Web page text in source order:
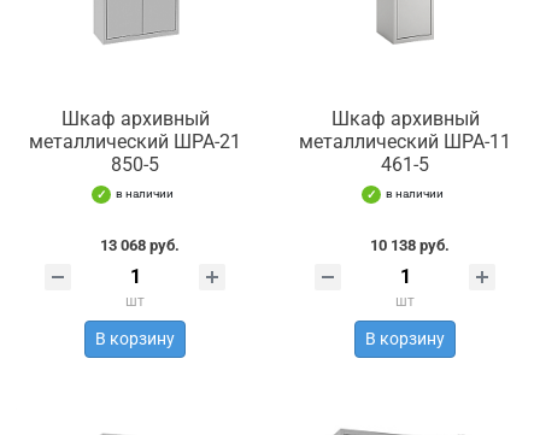
Шкаф архивный
металлический ШРА-21
850-5
в наличии
13 068 руб.
шт
В корзину
Шкаф архивный
металлический ШРА-11
461-5
в наличии
10 138 руб.
шт
В корзину